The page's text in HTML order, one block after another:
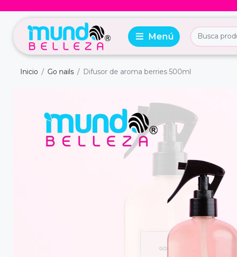
Inicio Go nails Difusor de aroma berries 500ml